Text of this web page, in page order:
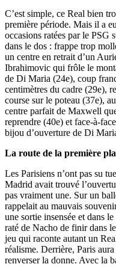
C’est simple, ce Real bien
première période. Mais il a
occasions ratées par le PSG
dans le dos : frappe trop
un centre en retrait d’un
Ibrahimovic qui frôle le
de Di Maria (24e), coup
centimètres du cadre (29e),
course sur le poteau (37e),
centre parfait de Maxwell
reprendre (40e) et face-à-
bijou d’ouverture de Di
La route de la première
Les Parisiens n’ont pas su
Madrid avait trouvé
pas vraiment une. Sur un
rappelait au mauvais
une sortie insensée et dans
raté de Nacho de finir dans
jeu qui raconte autant un
réalisme. Derrière, Paris
renverser la donne. Avec la